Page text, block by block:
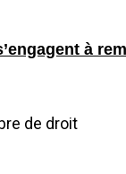
à
de droit